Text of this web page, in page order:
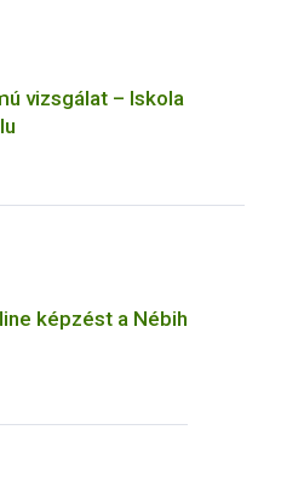
vizsgálat – Iskola
képzést a Nébih